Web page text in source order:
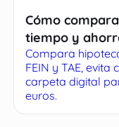
Cómo
tiempo y
Compara
FEIN y TAE,
carpeta digital
euros.